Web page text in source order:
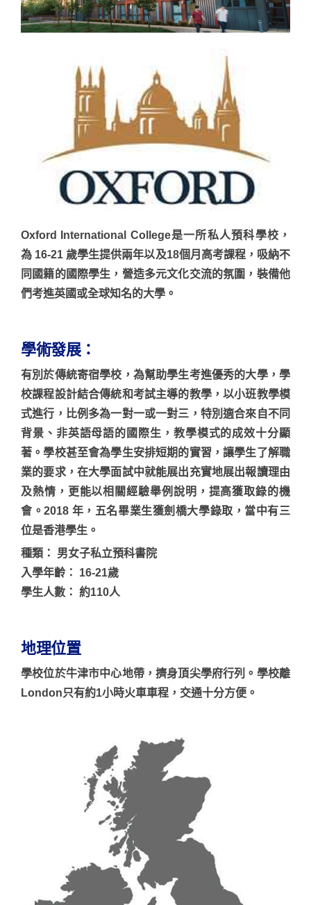
Oxford International College是一所私人預科學校，
為 16-21 歲學生提供兩年以及18個月高考課程，吸納不
同國籍的國際學生，營造多元文化交流的氛圍，裝備他
們考進英國或全球知名的大學。
學術發展：
有別於傳統寄宿學校，為幫助學生考進優秀的大學，學
校課程設計結合傳統和考試主導的教學，以小班教學模
式進行，比例多為一對一或一對三，特別適合來自不同
背景、非英語母語的國際生，教學模式的成效十分顯
著。學校甚至會為學生安排短期的實習，讓學生了解職
業的要求，在大學面試中就能展出充實地展出報讀理由
及熱情，更能以相關經驗舉例說明，提高獲取錄的機
會。2018 年，五名畢業生獲劍橋大學錄取，當中有三
位是香港學生。
種類： 男女子私立預科書院
入學年齡： 16-21歲
學生人數： 約110人
地理位置
學校位於牛津市中心地帶，擠身頂尖學府行列。學校離
London只有約1小時火車車程，交通十分方便。